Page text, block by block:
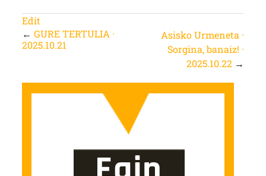
Edit
← GURE TERTULIA ·
2025.10.21
Asisko Urmeneta ·
Sorgina, banaiz! ·
2025.10.22 →